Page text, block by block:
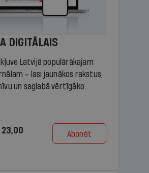
DIGITĀLAIS
Latvijā populārākajam
– lasi jaunākos rakstus,
un saglabā vērtīgāko.
Abonēt